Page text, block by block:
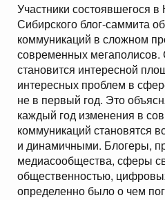
Участники состоявшегося в
Сибирского блог-саммита
коммуникаций в сложном
современных мегаполисов.
становится интересной
интересных проблем в
не в первый год. Это
каждый год изменения в
коммуникаций становятся
и динамичными. Блогеры,
медиасообщества, сферы
общественностью,
определенно было о чем